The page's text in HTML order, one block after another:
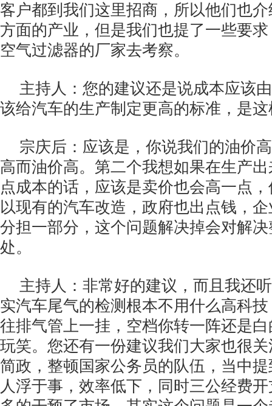
客户都到我们这里招商，所以他们也
方面的产业，但是我们也提了一些要
空气过滤器的厂家去考察。
主持人：您的建议还是说成本应该
该给汽车的生产制定更高的标准，是
宗庆后：应该是，你说我们的油价
高而油价高。第二个我想如果在生产
点成本的话，应该是卖价也会高一点
以现有的汽车改造，政府也出点钱，
分担一部分，这个问题解决掉会对解
处。
主持人：非常好的建议，而且我还
实汽车尾气的检测根本不用什么高科
往排气管上一挂，空档你转一阵还是
玩笑。您还有一份建议我们大家也很
简政，整顿国家公务员的队伍，当中
人浮于事，效率低下，同时三公经费